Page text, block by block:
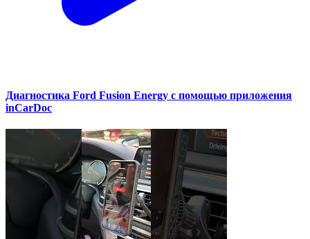
Диагностика Ford Fusion Energy с помощью приложения
inCarDoc